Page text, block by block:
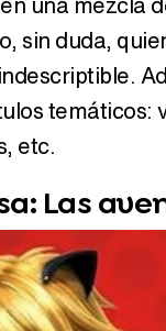
sin duda,
temáticos:
etc.
Las